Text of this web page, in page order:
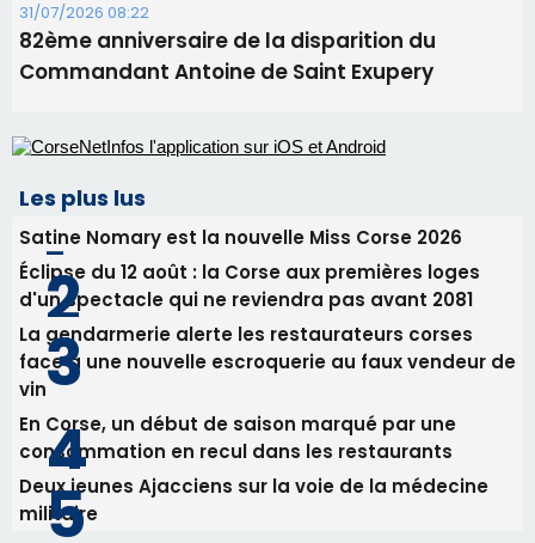
31/07/2026 08:22
82ème anniversaire de la disparition du
Commandant Antoine de Saint Exupery
Les plus lus
Satine Nomary est la nouvelle Miss Corse 2026
Éclipse du 12 août : la Corse aux premières loges
d'un spectacle qui ne reviendra pas avant 2081
La gendarmerie alerte les restaurateurs corses
face à une nouvelle escroquerie au faux vendeur de
vin
En Corse, un début de saison marqué par une
consommation en recul dans les restaurants
Deux jeunes Ajacciens sur la voie de la médecine
militaire